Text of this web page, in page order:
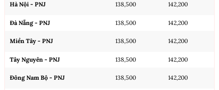
Hà Nội - PNJ 138,500 142,200
Đà Nẵng - PNJ 138,500 142,200
Miền Tây - PNJ 138,500 142,200
Tây Nguyên - PNJ 138,500 142,200
Đông Nam Bộ - PNJ 138,500 142,200